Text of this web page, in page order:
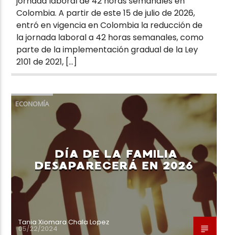
Colombia. A partir de este 15 de julio de 2026,
entró en vigencia en Colombia la reducción de
la jornada laboral a 42 horas semanales, como
parte de la implementación gradual de la Ley
2101 de 2021, […]
ECONOMÍA
DÍA DE LA FAMILIA
DESAPARECERÁ EN 2026
Tania Xiomara Chala Lopez
05/22/2024